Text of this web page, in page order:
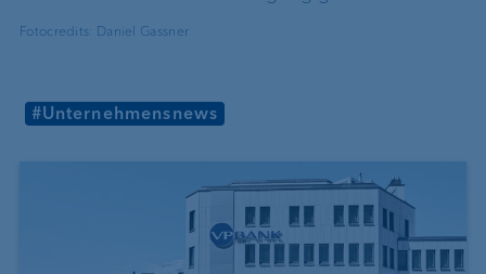
Fotocredits: Daniel Gassner
#Unternehmensnews